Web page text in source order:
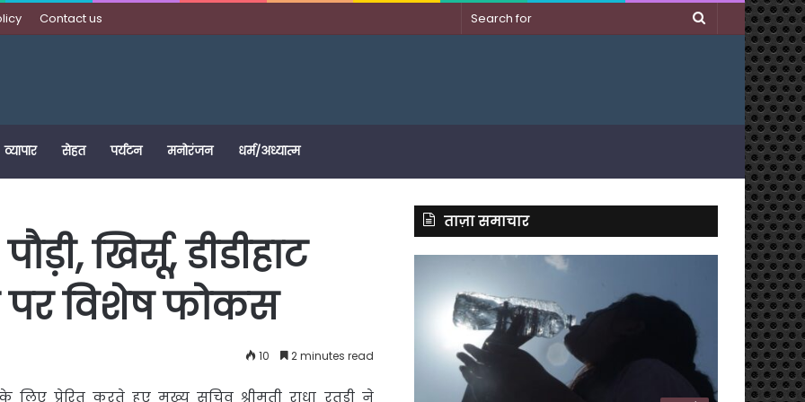
Contact us
Search
व्यापार सेहत पर्यटन मनोरंजन धर्म/अध्यात्म
खिर्सू, डीडीहाट
विशेष फोकस
10 2 minutes read
प्रेरित करते हुए मुख्य सचिव श्रीमती राधा रतूड़ी ने
ताज़ा समाचार